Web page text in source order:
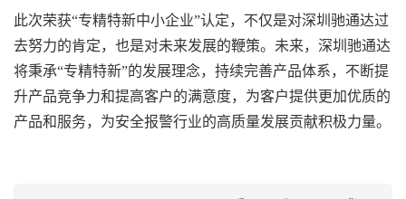
此次荣获“专精特新中小企业”认定，不仅是对深圳驰通达过
去努力的肯定，也是对未来发展的鞭策。未来，深圳驰通达
将秉承“专精特新”的发展理念，持续完善产品体系，不断提
升产品竞争力和提高客户的满意度，为客户提供更加优质的
产品和服务，为安全报警行业的高质量发展贡献积极力量。